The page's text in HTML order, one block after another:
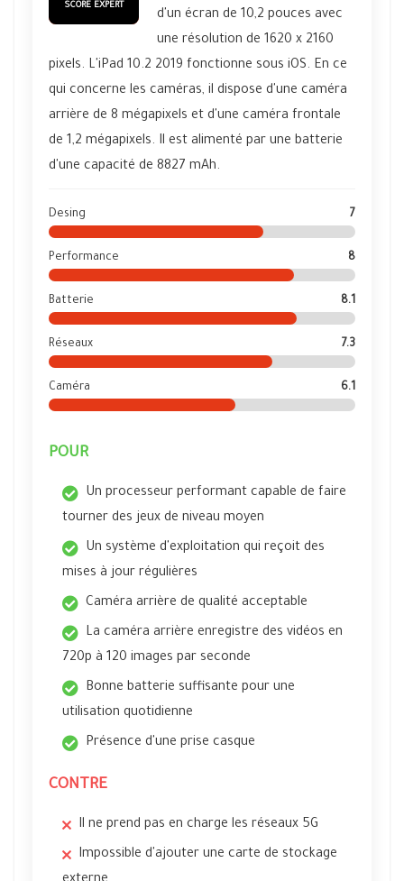
SCORE EXPERT
d'un écran de 10,2 pouces avec
une résolution de 1620 x 2160
pixels. L'iPad 10.2 2019 fonctionne sous iOS. En ce
qui concerne les caméras, il dispose d'une caméra
arrière de 8 mégapixels et d'une caméra frontale
de 1,2 mégapixels. Il est alimenté par une batterie
d'une capacité de 8827 mAh.
Desing 7
Performance 8
Batterie 8.1
Réseaux 7.3
Caméra 6.1
POUR
Un processeur performant capable de faire
tourner des jeux de niveau moyen
Un système d'exploitation qui reçoit des
mises à jour régulières
Caméra arrière de qualité acceptable
La caméra arrière enregistre des vidéos en
720p à 120 images par seconde
Bonne batterie suffisante pour une
utilisation quotidienne
Présence d'une prise casque
CONTRE
Il ne prend pas en charge les réseaux 5G
Impossible d'ajouter une carte de stockage